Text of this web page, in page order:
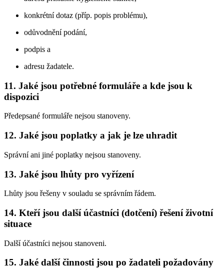
konkrétní dotaz (příp. popis problému),
odůvodnění podání,
podpis a
adresu žadatele.
11. Jaké jsou potřebné formuláře a kde jsou k
dispozici
Předepsané formuláře nejsou stanoveny.
12. Jaké jsou poplatky a jak je lze uhradit
Správní ani jiné poplatky nejsou stanoveny.
13. Jaké jsou lhůty pro vyřízení
Lhůty jsou řešeny v souladu se správním řádem.
14. Kteří jsou další účastníci (dotčení) řešení životní
situace
Další účastníci nejsou stanoveni.
15. Jaké další činnosti jsou po žadateli požadovány